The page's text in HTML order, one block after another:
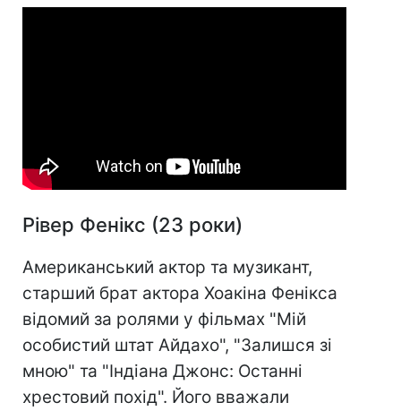
Рівер Фенікс (23 роки)
Американський актор та музикант,
старший брат актора Хоакіна Фенікса
відомий за ролями у фільмах "Мій
особистий штат Айдахо", "Залишся зі
мною" та "Індіана Джонс: Останні
хрестовий похід". Його вважали